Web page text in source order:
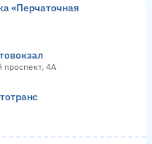
«Перчаточная
4А